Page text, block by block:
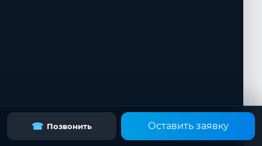
☎ Позвонить Оставить заявку